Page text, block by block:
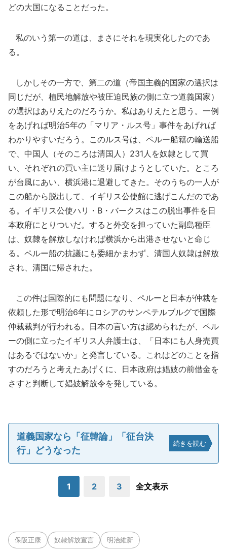
どの大国になることだった。
私のいう第一の道は、まさにそれを現実化したのであ
る。
しかしその一方で、第二の道（帝国主義的国家の選択は
同じだが、植民地解放や被圧迫民族の側に立つ道義国家）
の選択はありえたのだろうか。私はありえたと思う。一例
をあげれば明治5年の「マリア・ルス号」事件をあげれば
わかりやすいだろう。このルス号は、ペルー船籍の輸送船
で、中国人（そのころは清国人）231人を奴隷として買
い、それぞれの買い主に送り届けようとしていた。ところ
が台風にあい、横浜港に退避してきた。そのうちの一人が
この船から脱出して、イギリス公使館に逃げこんだのであ
る。イギリス公使ハリ・B・バークスはこの脱出事件を日
本政府にとりついだ。すると外交を担っていた副島種臣
は、奴隷を解放しなければ横浜から出港させないと命じ
る。ペルー船の抗議にも委細かまわず、清国人奴隷は解放
され、清国に帰された。
この件は国際的にも問題になり、ペルーと日本が仲裁を
依頼した形で明治6年にロシアのサンペテルブルグで国際
仲裁裁判が行われる。日本の言い方は認められたが、ペル
ーの側に立ったイギリス人弁護士は、「日本にも人身売買
はあるではないか」と発言している。これはどのことを指
すのだろうと考えたあげくに、日本政府は娼妓の前借金を
さすと判断して娼妓解放令を発している。
道義国家なら「征韓論」「征台決
行」どうなった
続きを読む
1 2 3 全文表示
保阪正康 奴隷解放宣言 明治維新